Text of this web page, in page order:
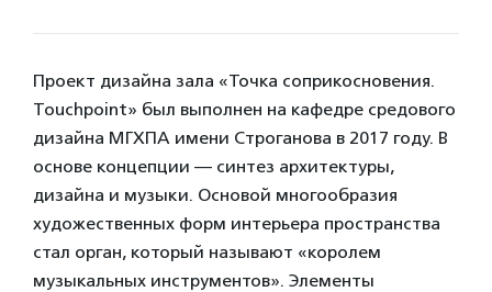
Проект дизайна зала «Точка соприкосновения.
Touchpoint» был выполнен на кафедре средового
дизайна МГХПА имени Строганова в 2017 году. В
основе концепции — синтез архитектуры,
дизайна и музыки. Основой многообразия
художественных форм интерьера пространства
стал орган, который называют «королем
музыкальных инструментов». Элементы